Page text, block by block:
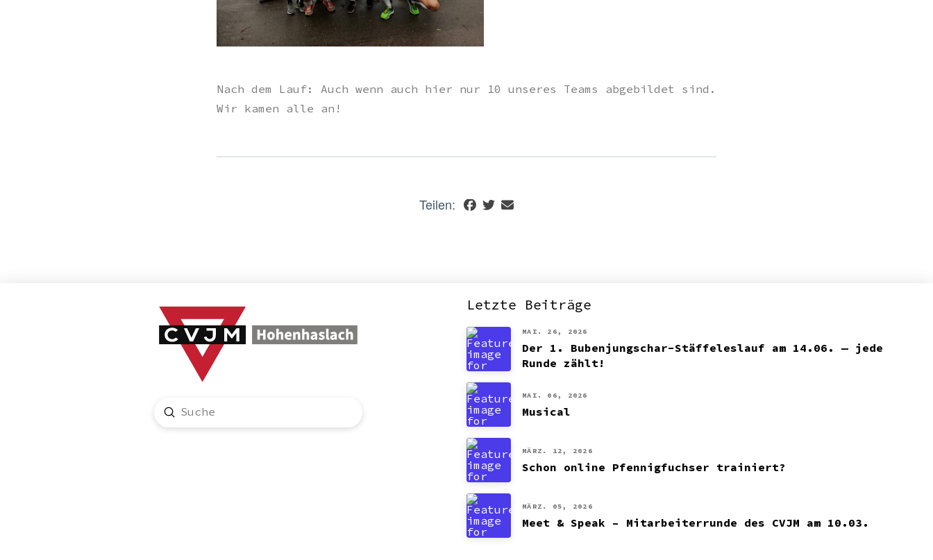
Nach dem Lauf: Auch wenn auch hier nur 10 unseres Teams abgebildet sind.
Wir kamen alle an!
Teilen:
Search
Submit
Letzte Beiträge
MAI. 26, 2026
Der 1. Bubenjungschar-Stäffeleslauf am 14.06. — jede
Runde zählt!
MAI. 06, 2026
Musical
MÄRZ. 12, 2026
Schon online Pfennigfuchser trainiert?
MÄRZ. 05, 2026
Meet & Speak – Mitarbeiterrunde des CVJM am 10.03.